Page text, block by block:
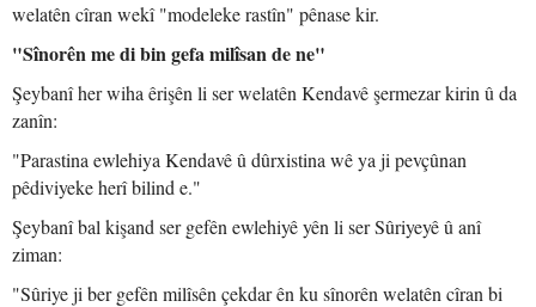
welatên cîran wekî "modeleke rastîn" pênase kir.
"Sînorên me di bin gefa milîsan de ne"
Şeybanî her wiha êrişên li ser welatên Kendavê şermezar kirin û da
zanîn:
"Parastina ewlehiya Kendavê û dûrxistina wê ya ji pevçûnan
pêdiviyeke herî bilind e."
Şeybanî bal kişand ser gefên ewlehiyê yên li ser Sûriyeyê û anî
ziman:
"Sûriye ji ber gefên milîsên çekdar ên ku sînorên welatên cîran bi